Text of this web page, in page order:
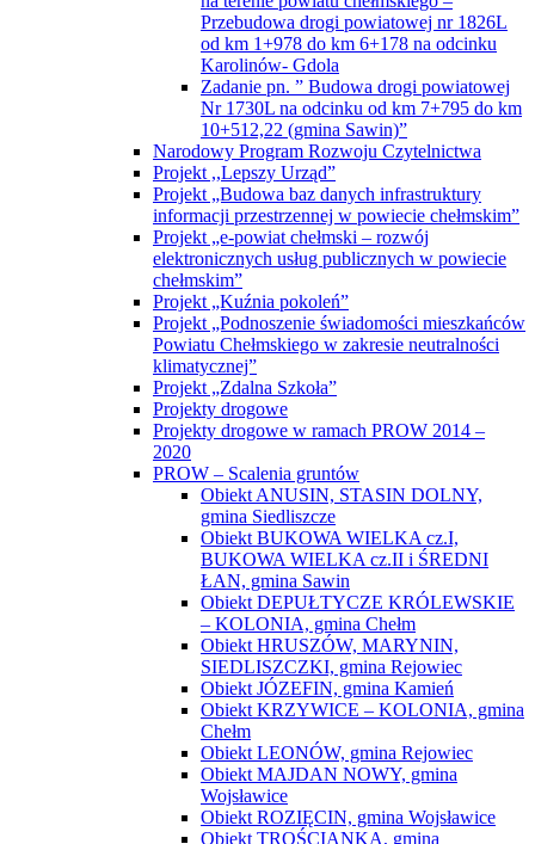
Przebudowa drogi powiatowej nr 1826L
od km 1+978 do km 6+178 na odcinku
Karolinów- Gdola
Zadanie pn. ” Budowa drogi powiatowej
Nr 1730L na odcinku od km 7+795 do km
10+512,22 (gmina Sawin)”
Narodowy Program Rozwoju Czytelnictwa
Projekt ,,Lepszy Urząd”
Projekt „Budowa baz danych infrastruktury
informacji przestrzennej w powiecie chełmskim”
Projekt „e-powiat chełmski – rozwój
elektronicznych usług publicznych w powiecie
chełmskim”
Projekt „Kuźnia pokoleń”
Projekt „Podnoszenie świadomości mieszkańców
Powiatu Chełmskiego w zakresie neutralności
klimatycznej”
Projekt „Zdalna Szkoła”
Projekty drogowe
Projekty drogowe w ramach PROW 2014 –
2020
PROW – Scalenia gruntów
Obiekt ANUSIN, STASIN DOLNY,
gmina Siedliszcze
Obiekt BUKOWA WIELKA cz.I,
BUKOWA WIELKA cz.II i ŚREDNI
ŁAN, gmina Sawin
Obiekt DEPUŁTYCZE KRÓLEWSKIE
– KOLONIA, gmina Chełm
Obiekt HRUSZÓW, MARYNIN,
SIEDLISZCZKI, gmina Rejowiec
Obiekt JÓZEFIN, gmina Kamień
Obiekt KRZYWICE – KOLONIA, gmina
Chełm
Obiekt LEONÓW, gmina Rejowiec
Obiekt MAJDAN NOWY, gmina
Wojsławice
Obiekt ROZIĘCIN, gmina Wojsławice
Obiekt TROŚCIANKA, gmina